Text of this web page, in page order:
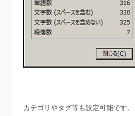
カテゴリやタグ等も設定可能です。